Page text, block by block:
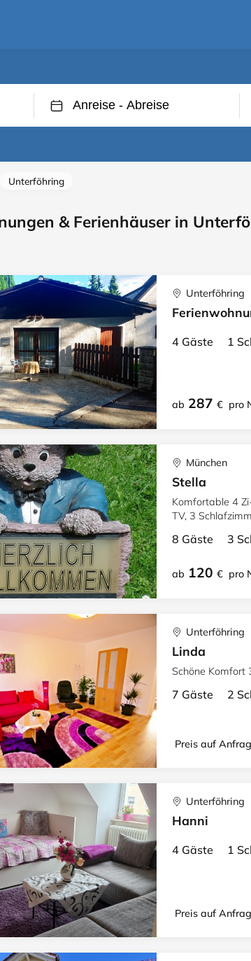
Unterföhring
& Ferienhäuser in
Unterföhring
4 Gäste 1
ab 287 € pro
München
Stella
Komfortable 4
TV, 3
8 Gäste 3
ab 120 € pro
Unterföhring
Linda
Schöne Komfort
7 Gäste 2
Preis auf
Unterföhring
Hanni
4 Gäste 1
Preis auf